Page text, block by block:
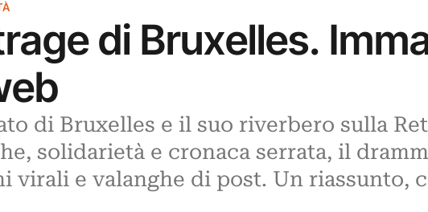
di Bruxelles.
di Bruxelles e il suo riverbero sulla
solidarietà e cronaca serrata, il
virali e valanghe di post. Un riassunto,